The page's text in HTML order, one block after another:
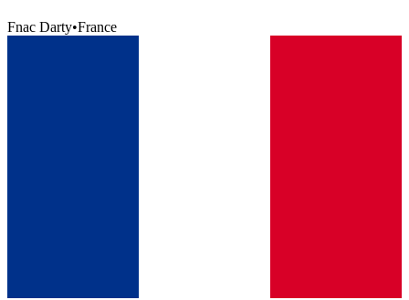
Fnac Darty•France